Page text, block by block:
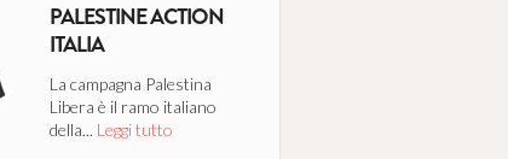
più caldi
PALESTINE ACTION
ITALIA
La campagna Palestina
Libera è il ramo italiano
della... Leggi tutto